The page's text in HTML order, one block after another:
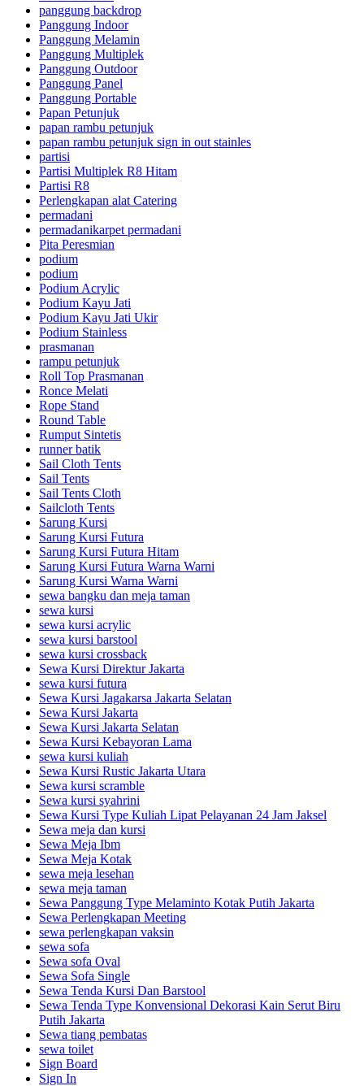
panggung backdrop
Panggung Indoor
Panggung Melamin
Panggung Multiplek
Panggung Outdoor
Panggung Panel
Panggung Portable
Papan Petunjuk
papan rambu petunjuk
papan rambu petunjuk sign in out stainles
partisi
Partisi Multiplek R8 Hitam
Partisi R8
Perlengkapan alat Catering
permadani
permadanikarpet permadani
Pita Peresmian
podium
podium
Podium Acrylic
Podium Kayu Jati
Podium Kayu Jati Ukir
Podium Stainless
prasmanan
rampu petunjuk
Roll Top Prasmanan
Ronce Melati
Rope Stand
Round Table
Rumput Sintetis
runner batik
Sail Cloth Tents
Sail Tents
Sail Tents Cloth
Sailcloth Tents
Sarung Kursi
Sarung Kursi Futura
Sarung Kursi Futura Hitam
Sarung Kursi Futura Warna Warni
Sarung Kursi Warna Warni
sewa bangku dan meja taman
sewa kursi
sewa kursi acrylic
sewa kursi barstool
sewa kursi crossback
Sewa Kursi Direktur Jakarta
sewa kursi futura
Sewa Kursi Jagakarsa Jakarta Selatan
Sewa Kursi Jakarta
Sewa Kursi Jakarta Selatan
Sewa Kursi Kebayoran Lama
sewa kursi kuliah
Sewa Kursi Rustic Jakarta Utara
Sewa kursi scramble
Sewa kursi syahrini
Sewa Kursi Type Kuliah Lipat Pelayanan 24 Jam Jaksel
Sewa meja dan kursi
Sewa Meja Ibm
Sewa Meja Kotak
sewa meja lesehan
sewa meja taman
Sewa Panggung Type Melaminto Kotak Putih Jakarta
Sewa Perlengkapan Meeting
sewa perlengkapan vaksin
sewa sofa
Sewa sofa Oval
Sewa Sofa Single
Sewa Tenda Kursi Dan Barstool
Sewa Tenda Type Konvensional Dekorasi Kain Serut Biru
Putih Jakarta
Sewa tiang pembatas
sewa toilet
Sign Board
Sign In